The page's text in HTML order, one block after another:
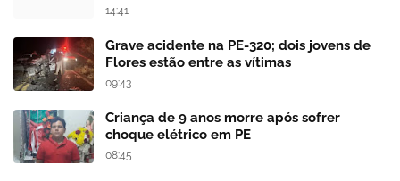
14:41
Grave acidente na PE-320; dois jovens de
Flores estão entre as vítimas
09:43
Criança de 9 anos morre após sofrer
choque elétrico em PE
08:45